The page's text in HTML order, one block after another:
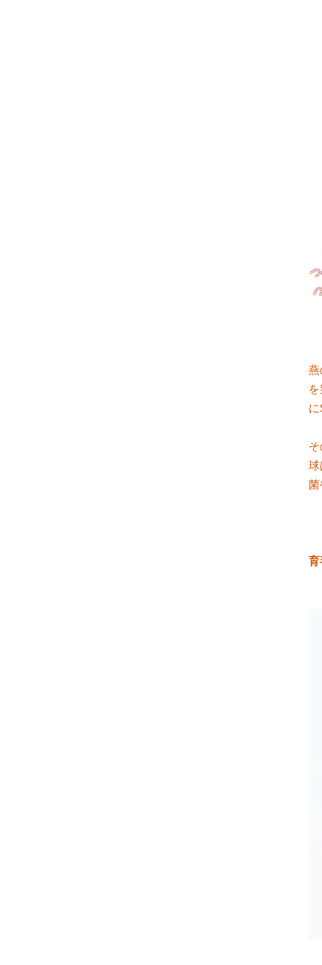
燕
に
球
菌
育